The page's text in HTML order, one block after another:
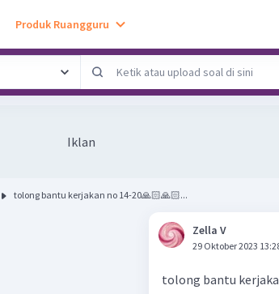
Produk Ruangguru
Iklan
tolong bantu kerjakan no 14-20🙏🏻🙏🏻...
Zella V
29 Oktober 2023
tolong bantu